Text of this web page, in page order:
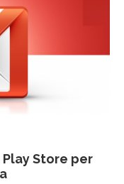
Store per